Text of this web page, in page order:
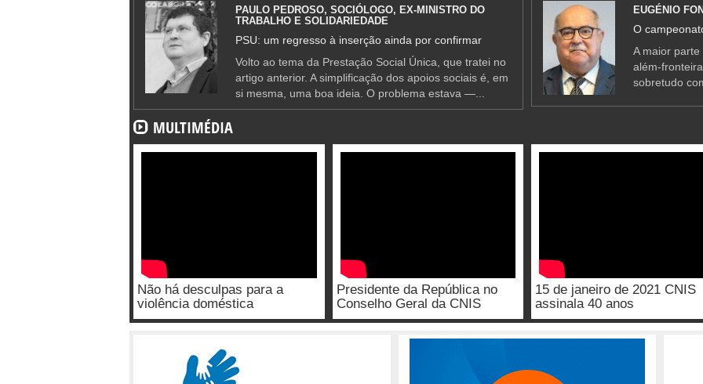
PAULO PEDROSO, SOCIÓLOGO, EX-MINISTRO DO
TRABALHO E SOLIDARIEDADE
PSU: um regresso à inserção ainda por confirmar
Volto ao tema da Prestação Social Única, que tratei no
artigo anterior. A simplificação dos apoios sociais é, em
si mesma, uma boa ideia. O problema estava —...
EUGÉNIO
O
A maior
além-
sobretudo
MULTIMÉDIA
Não há desculpas para a
violência doméstica
Presidente da República no
Conselho Geral da CNIS
15 de janeiro de 2021 CNIS
assinala 40 anos